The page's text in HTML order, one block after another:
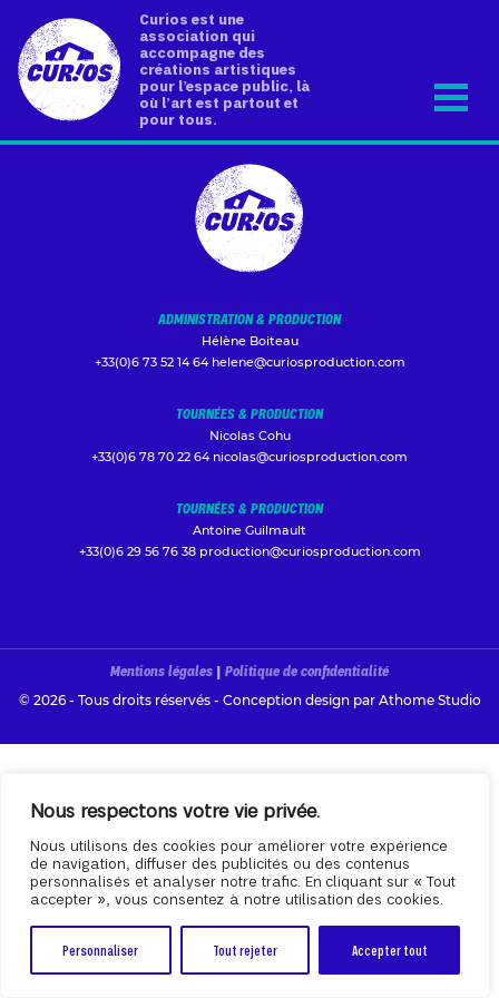
Nous respectons votre vie privée.
Nous utilisons des cookies pour améliorer votre expérience
de navigation, diffuser des publicités ou des contenus
personnalisés et analyser notre trafic. En cliquant sur « Tout
accepter », vous consentez à notre utilisation des cookies.
Personnaliser Tout rejeter Accepter tout
Curios est une
association qui
accompagne des
créations artistiques
pour l’espace public, là
où l’art est partout et
pour tous.
ADMINISTRATION & PRODUCTION
Hélène Boiteau
+33(0)6 73 52 14 64 helene@curiosproduction.com
TOURNÉES & PRODUCTION
Nicolas Cohu
+33(0)6 78 70 22 64 nicolas@curiosproduction.com
TOURNÉES & PRODUCTION
Antoine Guilmault
+33(0)6 29 56 76 38 production@curiosproduction.com
Mentions légales | Politique de confidentialité
© 2026 - Tous droits réservés - Conception design par Athome Studio